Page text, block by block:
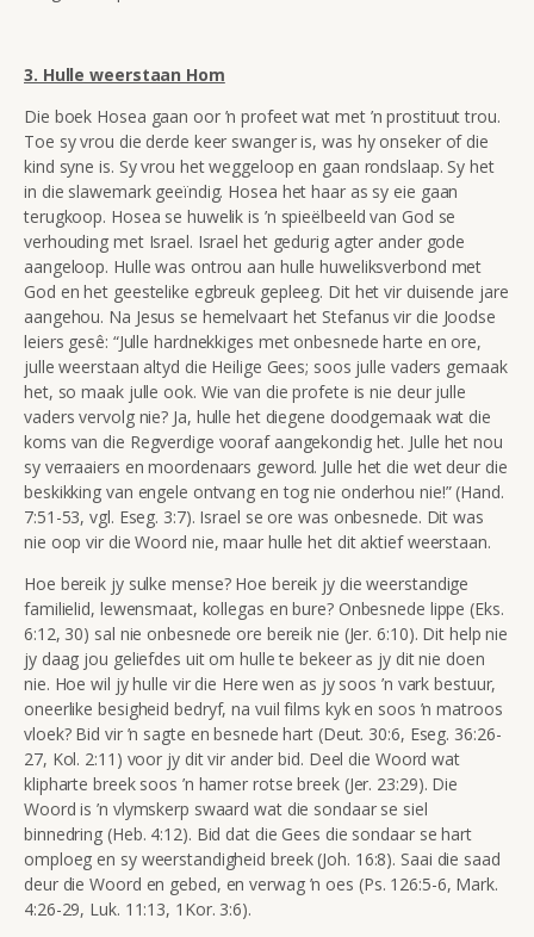
3. Hulle weerstaan Hom
Die boek Hosea gaan oor ’n profeet wat met ’n prostituut trou.
Toe sy vrou die derde keer swanger is, was hy onseker of die
kind syne is. Sy vrou het weggeloop en gaan rondslaap. Sy het
in die slawemark geeïndig. Hosea het haar as sy eie gaan
terugkoop. Hosea se huwelik is ’n spieëlbeeld van God se
verhouding met Israel. Israel het gedurig agter ander gode
aangeloop. Hulle was ontrou aan hulle huweliksverbond met
God en het geestelike egbreuk gepleeg. Dit het vir duisende jare
aangehou. Na Jesus se hemelvaart het Stefanus vir die Joodse
leiers gesê: “Julle hardnekkiges met onbesnede harte en ore,
julle weerstaan altyd die Heilige Gees; soos julle vaders gemaak
het, so maak julle ook. Wie van die profete is nie deur julle
vaders vervolg nie? Ja, hulle het diegene doodgemaak wat die
koms van die Regverdige vooraf aangekondig het. Julle het nou
sy verraaiers en moordenaars geword. Julle het die wet deur die
beskikking van engele ontvang en tog nie onderhou nie!”(Hand.
7:51-53, vgl. Eseg. 3:7). Israel se ore was onbesnede. Dit was
nie oop vir die Woord nie, maar hulle het dit aktief weerstaan.
Hoe bereik jy sulke mense? Hoe bereik jy die weerstandige
familielid, lewensmaat, kollegas en bure? Onbesnede lippe (Eks.
6:12, 30) sal nie onbesnede ore bereik nie (Jer. 6:10). Dit help nie
jy daag jou geliefdes uit om hulle te bekeer as jy dit nie doen
nie. Hoe wil jy hulle vir die Here wen as jy soos ’n vark bestuur,
oneerlike besigheid bedryf, na vuil films kyk en soos ’n matroos
vloek? Bid vir ’n sagte en besnede hart (Deut. 30:6, Eseg. 36:26-
27, Kol. 2:11) voor jy dit vir ander bid. Deel die Woord wat
klipharte breek soos ’n hamer rotse breek (Jer. 23:29). Die
Woord is ’n vlymskerp swaard wat die sondaar se siel
binnedring (Heb. 4:12). Bid dat die Gees die sondaar se hart
omploeg en sy weerstandigheid breek (Joh. 16:8). Saai die saad
deur die Woord en gebed, en verwag ’n oes (Ps. 126:5-6, Mark.
4:26-29, Luk. 11:13, 1Kor. 3:6).